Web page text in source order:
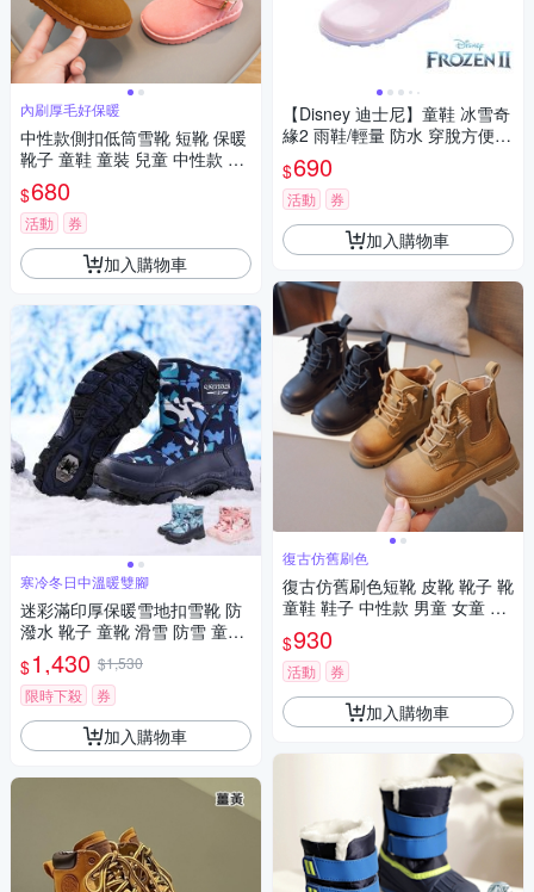
內刷厚毛好保暖
中性款側扣低筒雪靴 短靴 保暖
靴子 童鞋 童裝 兒童 中性款 男
童 女童【BB7025】
$680
活動 券
加入購物車
寒冷冬日中溫暖雙腳
迷彩滿印厚保暖雪地扣雪靴 防
潑水 靴子 童靴 滑雪 防雪 童鞋
女童 男童 大童 兒童 童裝 保暖
防寒 橘魔法 現貨【BB8922】
$1,430 $1,530
限時下殺
券
加入購物車
【Disney 迪士尼】童鞋 冰雪奇
緣2 雨鞋/輕量 防水 穿脫方便
粉紫(FNKL51477)
$690
活動 券
加入購物車
復古仿舊刷色
復古仿舊刷色短靴 皮靴 靴子 靴
童鞋 鞋子 中性款 男童 女童 兒
童 童裝 橘魔法 現貨【BB893
8】
$930
活動 券
加入購物車